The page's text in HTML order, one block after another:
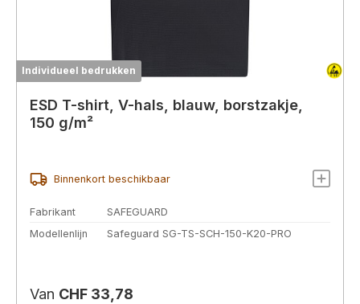
Individueel bedrukken
ESD T-shirt, V-hals, blauw, borstzakje,
150 g/m²
Binnenkort beschikbaar
Fabrikant
SAFEGUARD
Modellenlijn
Safeguard SG-TS-SCH-150-K20-PRO
Normale prijs:
Van CHF 33,78